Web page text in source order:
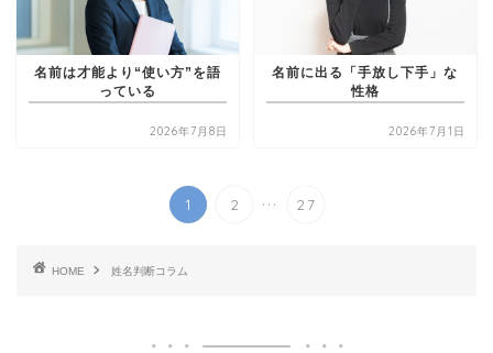
名前は才能より“使い方”を語
っている
2026年7月8日
名前に出る「手放し下手」な
性格
2026年7月1日
1 2 ... 27
HOME 姓名判断コラム